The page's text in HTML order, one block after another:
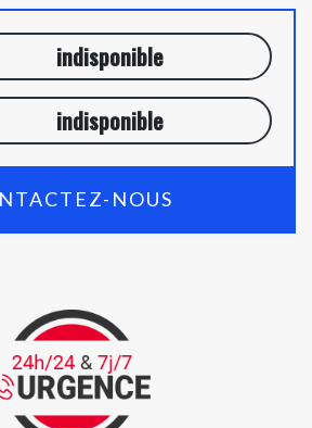
indisponible
indisponible
NOUS